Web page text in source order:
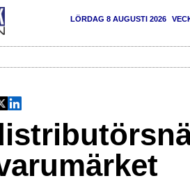
LÖRDAG 8 AUGUSTI 2026